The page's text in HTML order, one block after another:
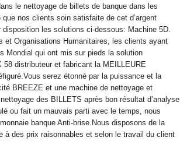
le nettoyage de billets de banque dans les
nos clients soin satisfaite de cet d’argent
les solutions ci-dessous: Machine 5D.
et Organisations Humanitaires, les clients ayant
Mondial qui ont mis sur pieds la solution
distributeur et fabricant la MEILLEURE
serez étonné par la puissance et la
BREEZE et une machine de nettoyage et
des BILLETS après bon résultat d’analyse
ou fait un mauvais parti avec le temps, nous
banque Anti-brise.Nous disposons de la
à des prix raisonnables et selon le travail du client